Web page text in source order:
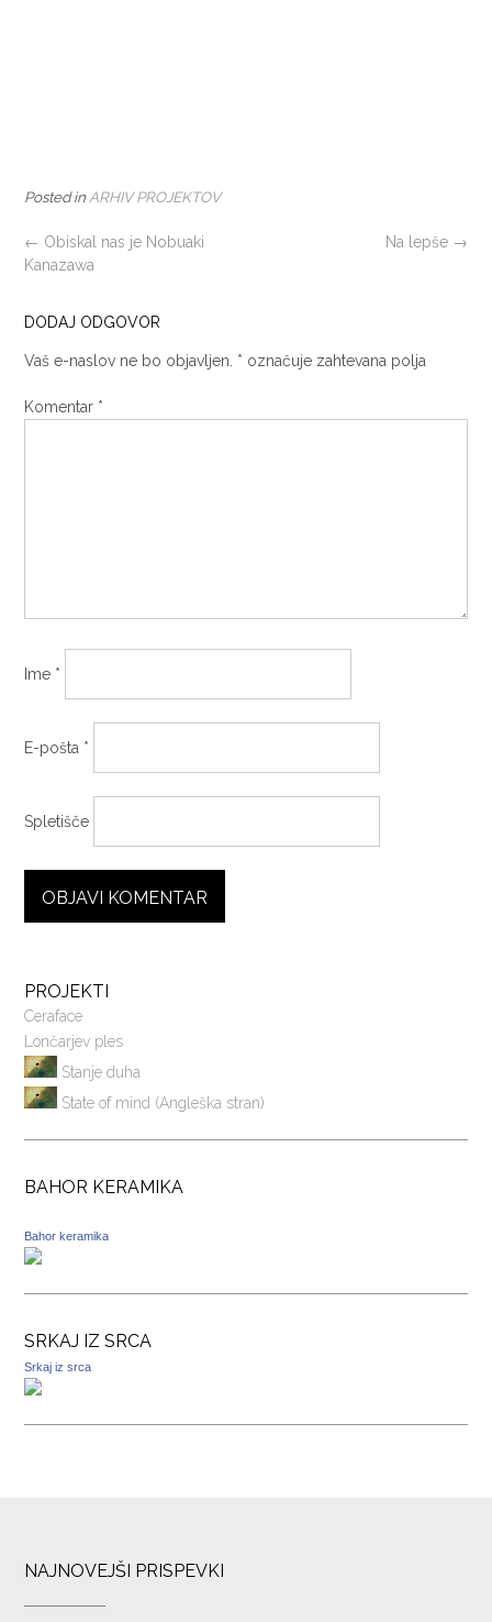
Posted in ARHIV PROJEKTOV
POST
NAVIGATION
Na lepše →
← Obiskal nas je Nobuaki
Kanazawa
DODAJ ODGOVOR
Vaš e-naslov ne bo objavljen. * označuje zahtevana polja
Komentar *
Ime *
E-pošta *
Spletišče
PROJEKTI
Ceraface
Lončarjev ples
Stanje duha
State of mind (Angleška stran)
BAHOR KERAMIKA
Bahor keramika
SRKAJ IZ SRCA
Srkaj iz srca
NAJNOVEJŠI PRISPEVKI